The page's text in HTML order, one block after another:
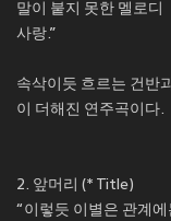
말이 붙지 못한 멜로디
사랑.”
속삭이듯 흐르는 건반
이 더해진 연주곡이다.
2. 앞머리 (* Title)
“이렇듯 이별은 관계